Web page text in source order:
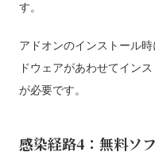
す。
アドオンのインストール
ドウェアがあわせてイン
が必要です。
感染経路4：無料ソ